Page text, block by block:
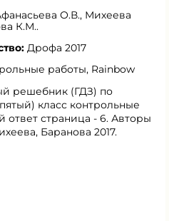
О.В., Михеева
К.М..
Дрофа 2017
работы, Rainbow
решебник (ГДЗ) по
класс контрольные
ответ страница - 6. Авторы
Баранова 2017.